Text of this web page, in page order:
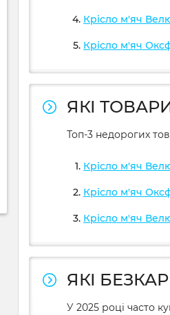
Крісло м'яч
Крісло м'яч
ЯКІ
Топ-3 недорогих
Крісло м'яч
Крісло м'яч
Крісло м'яч
ЯКІ
У 2025 році часто